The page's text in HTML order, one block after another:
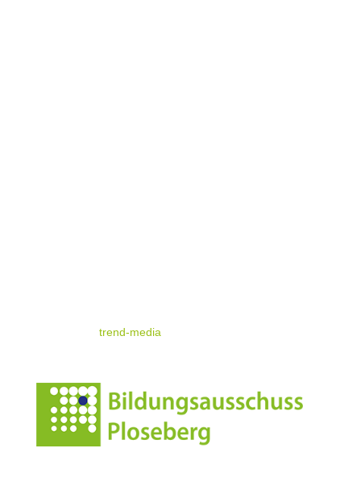
trend-media